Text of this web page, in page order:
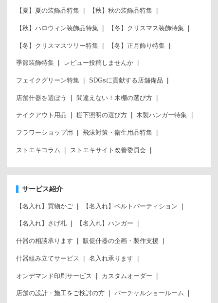
【夏】夏の装飾品特集 【秋】秋の装飾品特集
【秋】ハロウィン装飾品特集 【冬】クリスマス装飾特集
【冬】クリスマスツリー特集 【冬】正月飾り特集
季節装飾特集 レビュー投稿しませんか
フェイクグリーン特集 SDGsに貢献する店舗備品
店舗什器を選ぼう 間違えない！木棚の選び方
テイクアウト用品 棚下照明の選び方 木製ハンガー特集
フラワーショップ用 飛沫対策・衛生用品特集
ストエキコラム ストエキサイト改善委員会
サービス紹介
【名入れ】買物かご 【名入れ】ベルトパーティション
【名入れ】さげ札 【名入れ】ハンガー
什器の相談承ります 販促什器の企画・製作支援
什器組み立てサービス 名入れ承ります
オンデマンド印刷サービス カスタムオーダー
店舗の設計・施工をご検討の方 バーチャルショールーム